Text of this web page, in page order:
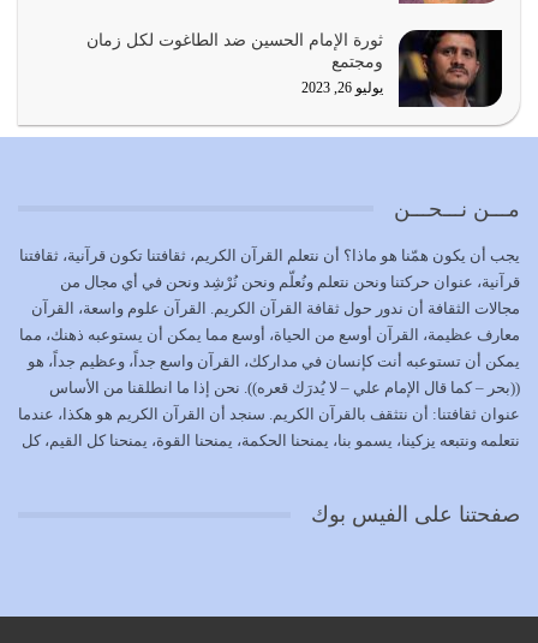
كل زمان…
يوليو 19, 2026
الوظيفة عبارة عن مسؤولية يجب النهوض بها كما ينبغي لكي
وَالْمُنْفِقِينَ…
يوليو 17, 2026
الاعتصام بحبل الله أمر إلهي للمؤمنين وهو بمثابة سبب بينهم
وبين الله يترتب عليه النصر…
يوليو 16, 2026
إما أن نحاول أن نكون من أولياء الله فيتم على أيدينا ضرب
يوليو 15, 2026
ثورة الإمام الحسين ضد الطاغوت لكل زمان
ومجتمع
يوليو 26, 2023
مـــن نـــحـــن
يجب أن يكون همّنا هو ماذا؟ أن نتعلم القرآن الكريم، ثقافتنا تكون قرآنية، ثقافتنا
قرآنية، عنوان حركتنا ونحن نتعلم ونُعلّم ونحن نُرْشِد ونحن في أي مجال من
مجالات الثقافة أن ندور حول ثقافة القرآن الكريم. القرآن علوم واسعة، القرآن
معارف عظيمة، القرآن أوسع من الحياة، أوسع مما يمكن أن يستوعبه ذهنك، مما
يمكن أن تستوعبه أنت كإنسان في مداركك، القرآن واسع جداً، وعظيم جداً، هو
((بحر – كما قال الإمام علي – لا يُدرَك قعره)). نحن إذا ما انطلقنا من الأساس
عنوان ثقافتنا: أن نتثقف بالقرآن الكريم. سنجد أن القرآن الكريم هو هكذا، عندما
نتعلمه ونتبعه يزكينا، يسمو بنا، يمنحنا الحكمة، يمنحنا القوة، يمنحنا كل القيم، كل
بمستوى أن نثقف الآخرين بالقرآن الكريم، وأن نتثقف بثقافة القرآن الكريم
صفحتنا على الفيس بوك